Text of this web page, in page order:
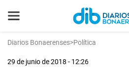
Diarios Bonaerenses>Política
29 de junio de 2018 - 12:26